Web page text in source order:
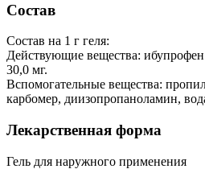
Состав
Состав на 1 г геля:
Действующие вещества:
30,0 мг.
Вспомогательные вещества:
карбомер, диизопропаноламин,
Лекарственная форма
Гель для наружного применения